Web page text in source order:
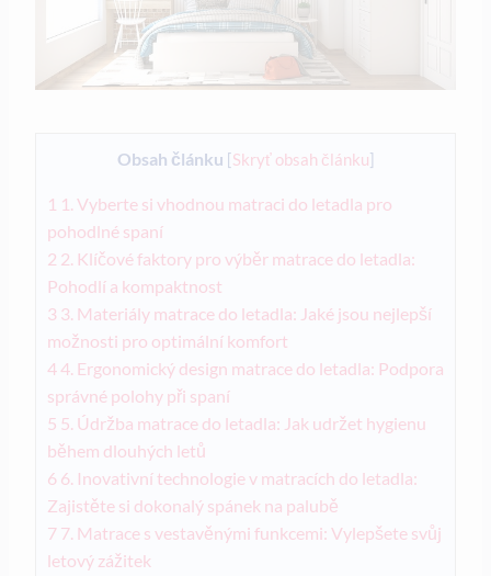
Obsah článku [Skryť obsah článku]
1 1. Vyberte si vhodnou matraci do letadla pro
pohodlné spaní
2 2. Klíčové faktory pro výběr matrace do letadla:
Pohodlí a kompaktnost
3 3. Materiály matrace do letadla: Jaké jsou nejlepší
možnosti pro optimální komfort
4 4. Ergonomický design matrace do letadla: Podpora
správné polohy při spaní
5 5. Údržba matrace do letadla: Jak udržet hygienu
během dlouhých letů
6 6. Inovativní technologie v matracích do letadla:
Zajistěte si dokonalý spánek na palubě
7 7. Matrace s vestavěnými funkcemi: Vylepšete svůj
letový zážitek